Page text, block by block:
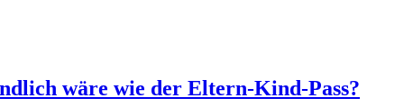
wäre wie der Eltern-Kind-Pass?